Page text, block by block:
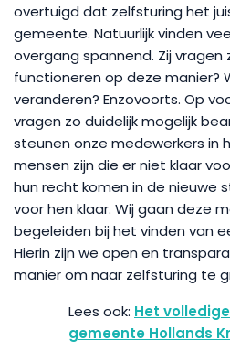
overtuigd dat zelfsturing het
gemeente. Natuurlijk vinden
overgang spannend. Zij vragen
functioneren op deze manier?
veranderen? Enzovoorts. Op
vragen zo duidelijk mogelijk
steunen onze medewerkers in
mensen zijn die er niet klaar
hun recht komen in de nieuwe
voor hen klaar. Wij gaan deze
begeleiden bij het vinden van
Hierin zijn we open en
manier om naar zelfsturing te
Het
gemeente Hollands